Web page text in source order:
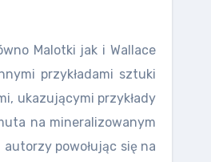
Malotki jak i Wallace
przykładami sztuki
ukazującymi przykłady
na mineralizowanym
autorzy powołując się na